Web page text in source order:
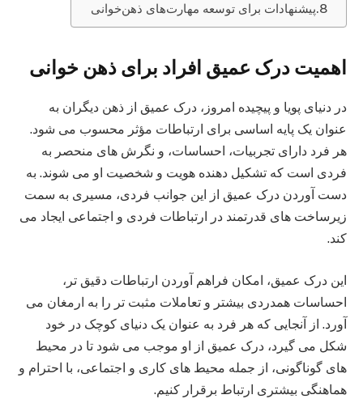
پیشنهادات برای توسعه مهارت‌های ذهن‌خوانی
اهمیت درک عمیق افراد برای ذهن خوانی
در دنیای پویا و پیچیده امروز، درک عمیق از ذهن دیگران به
عنوان یک پایه اساسی برای ارتباطات مؤثر محسوب می‌ شود.
هر فرد دارای تجربیات، احساسات، و نگرش‌ های منحصر به
فردی است که تشکیل دهنده هویت و شخصیت او می‌ شوند. به
دست آوردن درک عمیق از این جوانب فردی، مسیری به سمت
زیرساخت‌ های قدرتمند در ارتباطات فردی و اجتماعی ایجاد می‌
کند.
این درک عمیق، امکان فراهم آوردن ارتباطات دقیق‌ تر،
احساسات همدردی بیشتر و تعاملات مثبت‌ تر را به ارمغان می‌
آورد. از آنجایی که هر فرد به عنوان یک دنیای کوچک در خود
شکل می‌ گیرد، درک عمیق از او موجب می‌ شود تا در محیط‌
های گوناگونی، از جمله محیط‌ های کاری و اجتماعی، با احترام و
هماهنگی بیشتری ارتباط برقرار کنیم.